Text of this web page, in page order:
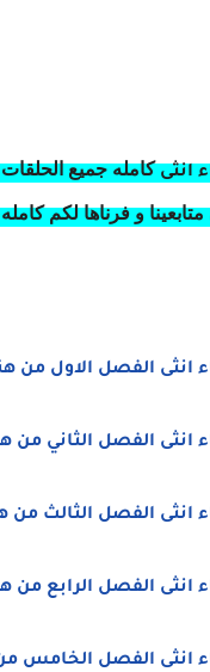
انثى كاملهجميع
و فرناها لكم
انثى الفصل الاول من
انثى الفصل الثاني من
انثى الفصل الثالث من
انثى الفصل الرابع من
انثى الفصل الخامس